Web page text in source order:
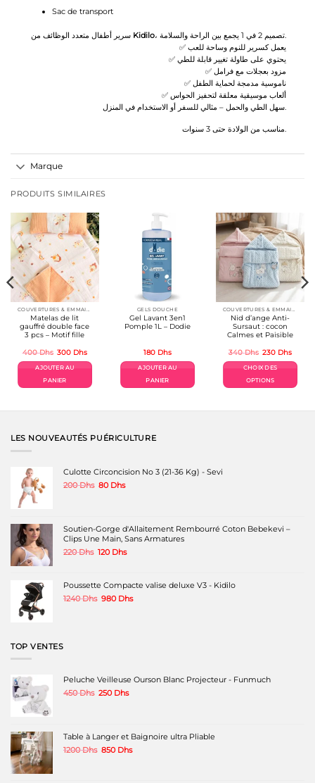
Sac de transport
Kidilo
✅ يعمل كسرير للنوم وساحة للعب
✅ يحتوي على طاولة تغيير قابلة للطي
✅ مزود بعجلات مع فرامل
✅ ناموسية مدمجة لحماية الطفل
✅ ألعاب موسيقية معلقة لتحفيز الحواس
مناسب من الولادة حتى 3 سنوات.
Marque
PRODUITS SIMILAIRES
COUVERTURES & EMMAILLOTAGE
Matelas de lit
gauffré double face
3 pcs – Motif fille
400Dhs Le
initial
était :
400 Dhs.
300 DhsLe
actuel
AJOUTER AU
PANIER
GELS DOUCHE
Gel Lavant 3en1
Pomple 1L – Dodie
180 Dhs
AJOUTER AU
PANIER
COUVERTURES & EMMAILLOTAGE
Nid d’ange Anti-
Sursaut : cocon
Calmes et Paisible
340Dhs Le
initial
était :
340 Dhs.
230 DhsLe
actuel
CHOIX DES
OPTIONS
du
LES NOUVEAUTÉS PUÉRICULTURE
Culotte Circoncision No 3 (21-36 Kg) - Sevi
200Dhs Le
200 Dhs.
80 DhsLe
80 Dhs.
Soutien-Gorge d'Allaitement Rembourré Coton Bebekevi –
Clips Une Main, Sans Armatures
220Dhs Le
était :
220 Dhs.
120 DhsLe
est :
120 Dhs.
Poussette Compacte valise deluxe V3 - Kidilo
1240Dhs Le
980 DhsLe
TOP VENTES
Peluche Veilleuse Ourson Blanc Projecteur - Funmuch
450Dhs Le
250 DhsLe
250 Dhs.
Table à Langer et Baignoire ultra Pliable
1200Dhs Le
850 DhsLe